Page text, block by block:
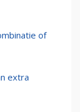
of
extra